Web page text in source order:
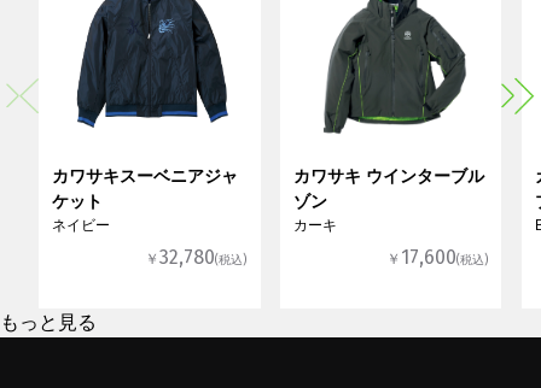
カワサキスーベニアジャ
ケット
ネイビー
￥32,780(税込)
カワサキ ウインターブル
ゾン
カーキ
￥ 17,600(税込)
もっと見る